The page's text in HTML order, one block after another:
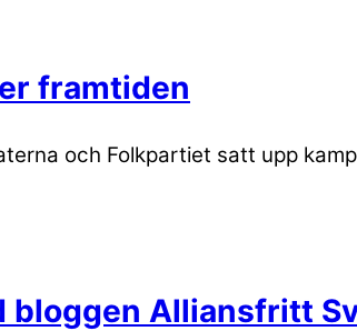
framtiden
och Folkpartiet satt upp
bloggen Alliansfritt